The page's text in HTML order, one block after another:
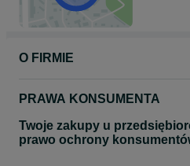
O FIRMIE
PRAWA KONSUMENTA
Twoje zakupy u
prawo ochrony